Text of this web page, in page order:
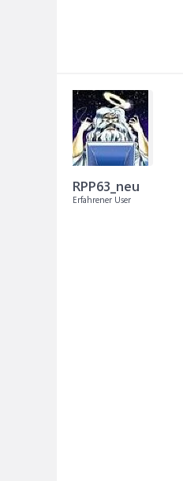
RPP63_neu
Erfahrener User